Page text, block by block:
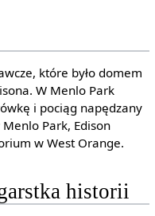
które było domem
W Menlo Park
i pociąg napędzany
Park, Edison
w West Orange.
historii